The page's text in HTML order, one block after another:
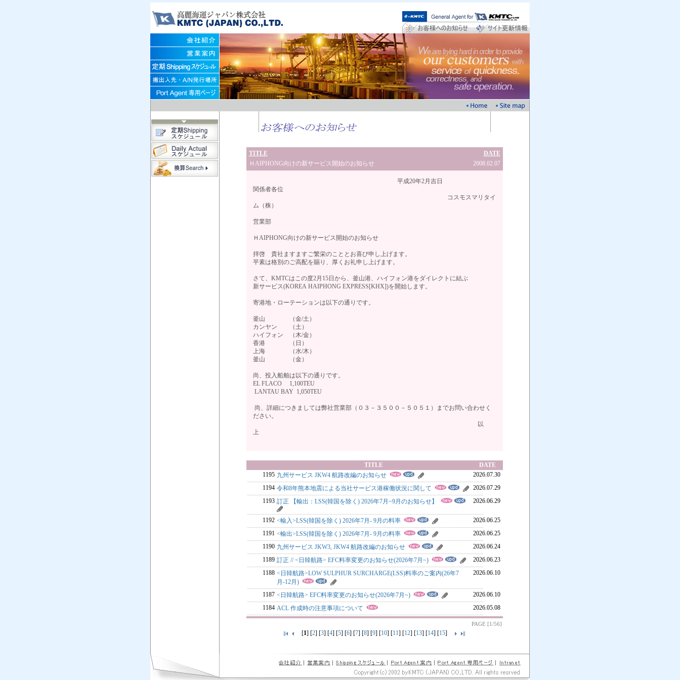
TITLE
DATE
ＨAIPHONG向けの新サービス開始のお知らせ
2008.02.07
平成20年2月吉日
関係者各位
コスモスマリタイ
ム（株）
営業部
ＨAIPHONG向けの新サービス開始のお知らせ
拝啓 貴社ますますご繁栄のこととお喜び申し上げます。
平素は格別のご高配を賜り、厚くお礼申し上げます。
さて、KMTCはこの度2月15日から、釜山港、ハイフォン港をダイレクトに結ぶ
新サービス(KOREA HAIPHONG EXPRESS[KHX])を開始します。
寄港地・ローテーションは以下の通りです。
釜山 （金/土）
カンヤン （土）
ハイフォン （木/金）
香港 （日）
上海 （水/木）
釜山 （金）
尚、投入船舶は以下の通りです。
EL FLACO 1,100TEU
LANTAU BAY 1,050TEU
尚、詳細につきましては弊社営業部（０３－３５００－５０５１）までお問い合わせく
ださい。
以
上
TITLE
DATE
1195 九州サービス JKW4 航路改編のお知らせ
2026.07.30
1194 令和8年熊本地震による当社サービス港稼働状況に関して
2026.07.29
1193 訂正 【輸出：LSS(韓国を除く) 2026年7月~9月のお知らせ】 2026.06.29
1192 <輸入>LSS(韓国を除く) 2026年7月- 9月の料率
2026.06.25
1191 <輸出>LSS(韓国を除く) 2026年7月- 9月の料率
2026.06.25
1190 九州サービス JKW3, JKW4 航路改編のお知らせ
2026.06.24
1189 訂正 // <日韓航路> EFC料率変更のお知らせ(2026年7月~)
2026.06.23
1188 <日韓航路>LOW SULPHUR SURCHARGE(LSS)料率のご案内(26年7
月-12月)
2026.06.10
1187 <日韓航路> EFC料率変更のお知らせ(2026年7月~)
2026.06.10
1184 ACL 作成時の注意事項について 2026.05.08
PAGE [1/56]
[1] [2] [3] [4] [5] [6] [7] [8] [9] [10] [11] [12] [13] [14] [15]